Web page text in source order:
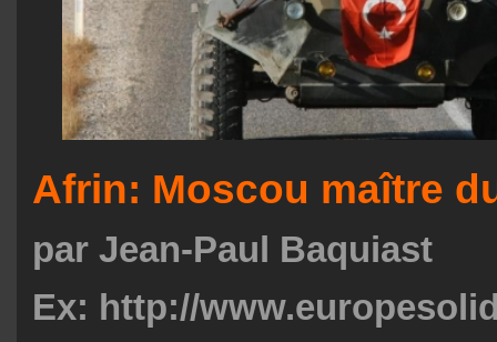
Afrin: Moscou maître
par Jean-Paul Baquiast
Ex: http://